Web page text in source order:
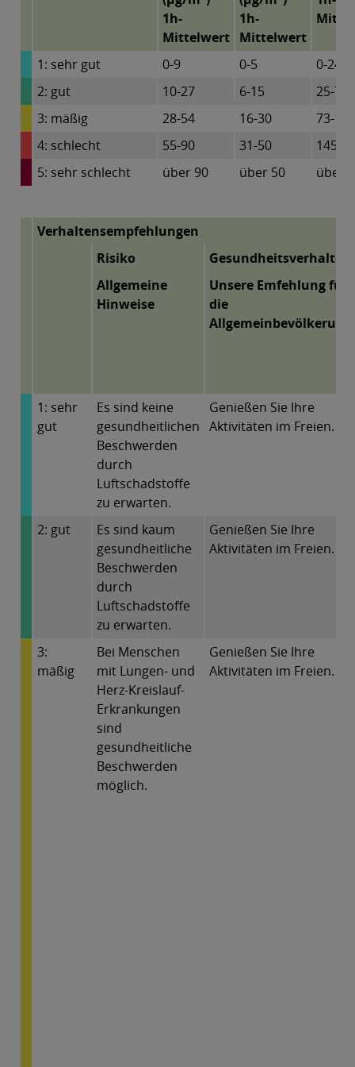
1h-
Mittelwert
1h-
Mittelwert
1: sehr gut 0-9 0-5
0-24
2: gut
10-27 6-15
25-72
3: mäßig
28-54 16-30
73-144
4: schlecht
55-90 31-50
145-
5: sehr schlecht
über 90 über 50 über
Verhaltensempfehlungen
Risiko
Gesundheitsverhalten
Allgemeine
Hinweise
Unsere Emfehlung für
die
Allgemeinbevölkerung
1: sehr
gut
Es sind keine
gesundheitlichen
Beschwerden
durch
Luftschadstoffe
zu erwarten.
Genießen Sie Ihre
Aktivitäten im Freien.
2: gut
Es sind kaum
gesundheitliche
Beschwerden
durch
Luftschadstoffe
zu erwarten.
Genießen Sie Ihre
Aktivitäten im Freien.
3:
mäßig
Bei Menschen
mit Lungen- und
Herz-Kreislauf-
Erkrankungen
sind
gesundheitliche
Beschwerden
möglich.
Genießen Sie Ihre
Aktivitäten im Freien.